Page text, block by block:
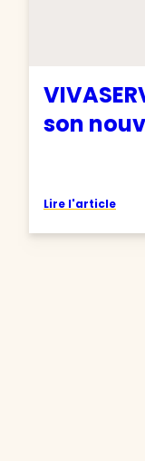
son
Lire l'article